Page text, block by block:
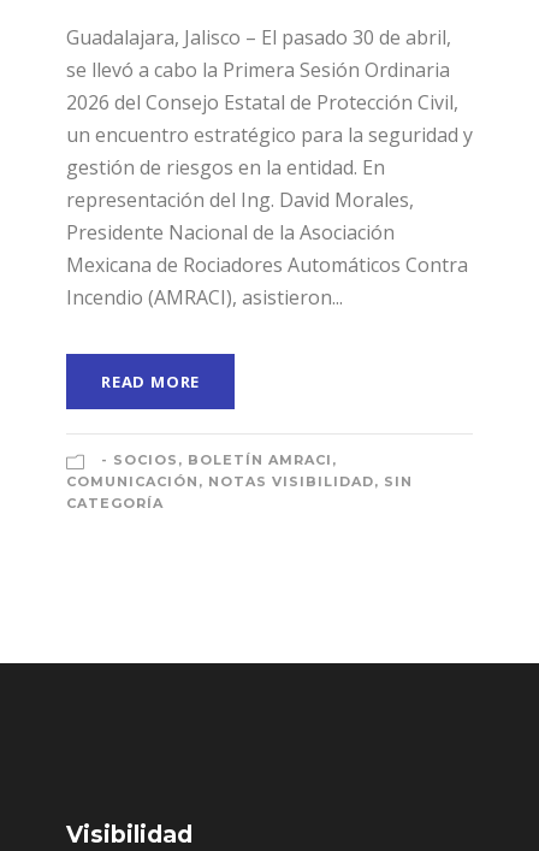
Guadalajara, Jalisco – El pasado 30 de abril,
se llevó a cabo la Primera Sesión Ordinaria
2026 del Consejo Estatal de Protección Civil,
un encuentro estratégico para la seguridad y
gestión de riesgos en la entidad. En
representación del Ing. David Morales,
Presidente Nacional de la Asociación
Mexicana de Rociadores Automáticos Contra
Incendio (AMRACI), asistieron...
READ MORE
- SOCIOS , BOLETÍN AMRACI ,
COMUNICACIÓN , NOTAS VISIBILIDAD, SIN
CATEGORÍA
Visibilidad